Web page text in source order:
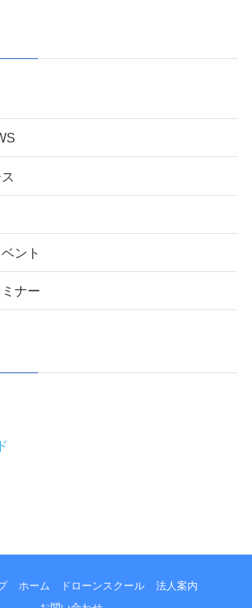
ント
ナー
ホーム ドローンスクール
法人案内